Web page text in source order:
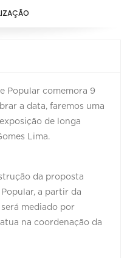
Popular comemora 9
a data, faremos uma
de longa
Lima.
da proposta
a partir da
mediado por
na coordenação da